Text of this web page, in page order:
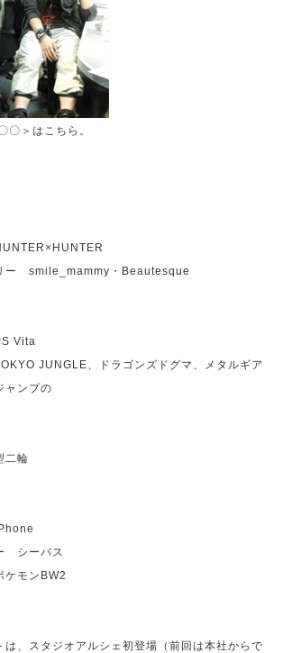
〇＞はこちら。
× HUNTER
ー smile_mammy ・ Beautesque
Vita
JUNGLE 、ドラゴンズドグマ、メタルギア
ンプの
二輪
シーバス
モン BW2
は、スタジオアルシェ初登場（前回は本社からで